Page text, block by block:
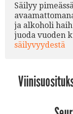
Säilyy
ja alkoholi
juoda vuoden
säilyvyydestä